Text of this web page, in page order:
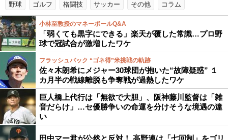
野球 ゴルフ 格闘技 サッカー その他 コラム
小林至教授のマネーボールQ&A
「弱くても黒字にできる」楽天が覆した常識…プロ野
球で冠試合が激増したワケ
フラッシュバック “ゴネ得”米挑戦の軌跡
佐々木朗希にメジャー30球団が抱いた“故障疑惑” １
カ月半の戦線離脱も争奪戦が過熱したワケ
巨人橋上代行は「無欲で大胆」、阪神藤川監督は「雑
音だらけ」…セ優勝争いの命運を分けそうな境遇の違
い
田中マー君が公然と反対！ 高野連は「七回制」をゴリ